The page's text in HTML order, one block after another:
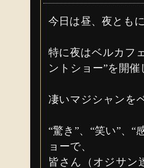
今日は昼、夜とも
特に夜はベルカフ
ントショー”を開催
凄いマジシャンを
“驚き”、“笑い”、
ョーで、
皆さん（オジサン